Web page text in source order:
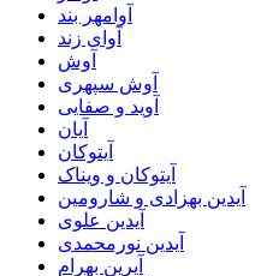
آوامهر بند
آوای زند
آوش
آوش سپهری
آوید و صفایی
آیان
آیتوکان
آیتوکان و ویناک
آیدین بهزادی و شارومین
آیدین علوی
آیدین نورمحمدی
آیرین بهرام